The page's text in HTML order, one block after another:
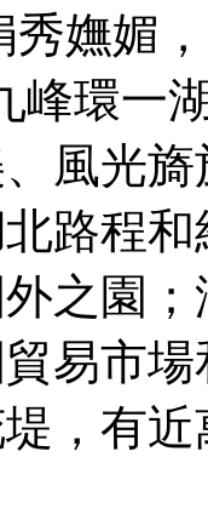
秀嫵媚
峰環一
風光
路程
之園
易市
，有近